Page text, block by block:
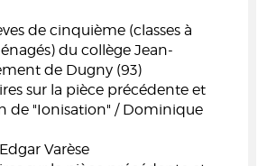
de cinquième (classes à
du collège Jean-
de Dugny (93)
sur la pièce précédente et
de "Ionisation" / Dominique
Varèse